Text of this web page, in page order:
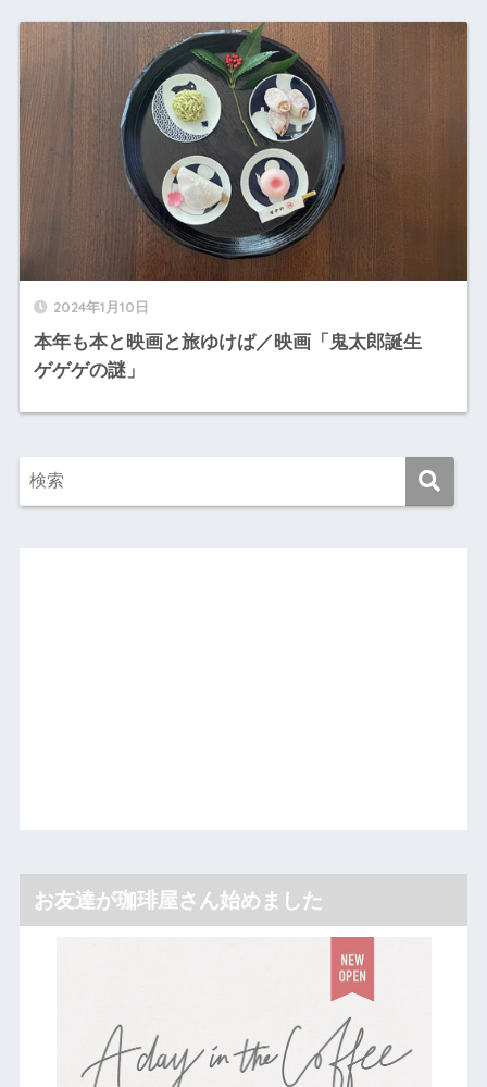
2024年1月10日
本年も本と映画と旅ゆけば／映画「鬼太郎誕生
ゲゲゲの謎」
お友達が珈琲屋さん始めました